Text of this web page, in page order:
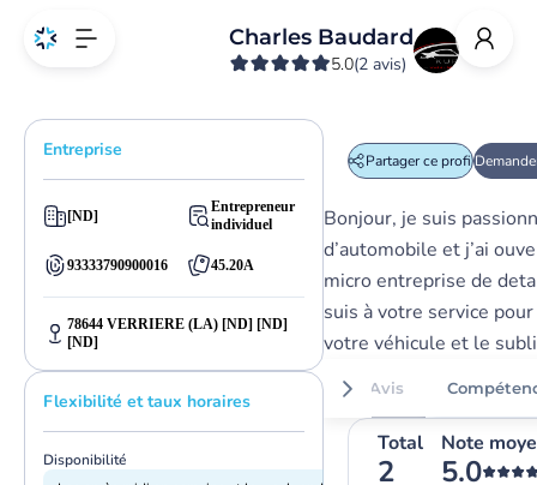
Entreprise
[ND]
Entrepreneur
individuel
93333790900016 45.20A
78644 VERRIERE (LA) [ND] [ND]
[ND]
Flexibilité et taux horaires
Disponibilité
Charles Baudard
5.0(2 avis)
Partager ce profil
Bonjour, je suis
d’automobile et j’ai
micro entreprise de
suis à votre service
votre véhicule et le
Avis
Total
2
Note
5.0